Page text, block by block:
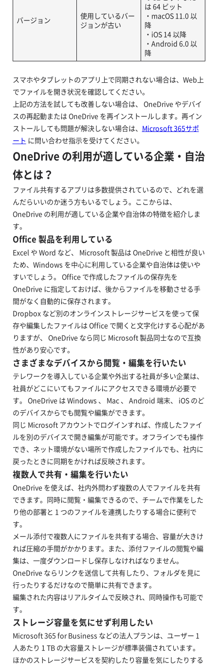
バージョン
使用しているバー
ジョンが古い
は 64 ビット
・macOS 11.0 以
降
・iOS 14 以降
・Android 6.0 以
降
スマホやタブレットのアプリ上で同期されない場合は、Web上
でファイルを開き状況を確認してください。
上記の方法を試しても改善しない場合は、 OneDrive やデバイ
スの再起動または OneDrive を再インストールします。再イン
ストールしても問題が解決しない場合は、 Microsoft 365サポ
ート に問い合わせ指示を受けてください。
OneDrive の利用が適している企業・自治
体とは？
ファイル共有するアプリは多数提供されているので、どれを選
んだらいいのか迷う方もいるでしょう。ここからは、
OneDrive の利用が適している企業や自治体の特徴を紹介しま
す。
Office 製品を利用している
Excel や Word など、 Microsoft 製品は OneDrive と相性が良い
ため、Windows を中心に利用している企業や自治体は使いや
すいでしょう。 Office で作成したファイルの保存先を
OneDrive に指定しておけば、後からファイルを移動させる手
間がなく自動的に保存されます。
Dropbox など別のオンラインストレージサービスを使って保
存や編集したファイルは Office で開くと文字化けする心配があ
りますが、 OneDrive なら同じ Microsoft 製品同士なので互換
性があり安心です。
さまざまなデバイスから閲覧・編集を行いたい
テレワークを導入している企業や外出する社員が多い企業は、
社員がどこにいてもファイルにアクセスできる環境が必要で
す。 OneDrive は Windows 、 Mac 、 Android 端末、 iOS のど
のデバイスからでも閲覧や編集ができます。
同じ Microsoft アカウントでログインすれば、作成したファイ
ルを別のデバイスで開き編集が可能です。オフラインでも操作
でき、ネット環境がない場所で作成したファイルでも、社内に
戻ったときに同期をかければ反映されます。
複数人で共有・編集を行いたい
OneDrive を使えば、社内外問わず複数の人でファイルを共有
できます。同時に閲覧・編集できるので、チームで作業をした
り他の部署と 1 つのファイルを連携したりする場合に便利で
す。
メール添付で複数人にファイルを共有する場合、容量が大きけ
れば圧縮の手間がかかります。また、添付ファイルの閲覧や編
集は、一度ダウンロードし保存しなければなりません。
OneDrive ならリンクを送信して共有したり、フォルダを見に
行ったりするだけなので簡単に共有できます。
編集された内容はリアルタイムで反映され、同時操作も可能で
す。
ストレージ容量を気にせず利用したい
Microsoft 365 for Business などの法人プランは、ユーザー 1
人あたり 1 TB の大容量ストレージが標準装備されています。
ほかのストレージサービスを契約したり容量を気にしたりする